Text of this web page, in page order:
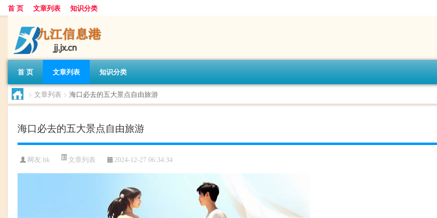
首 页 文章列表 知识分类
首 页 文章列表 知识分类
> 文章列表 > 海口必去的五大景点自由旅游
海口必去的五大景点自由旅游
网友:hk 文章列表 2024-12-27 06:34:34